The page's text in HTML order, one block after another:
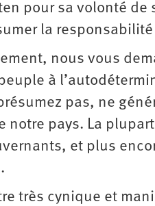
pour sa volonté de
la
nous vous
à
pas, ne
notre pays. La
et plus
très cynique et